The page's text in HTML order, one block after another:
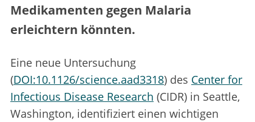
Medikamenten gegen Malaria
erleichtern könnten.
Eine neue Untersuchung
(DOI:10.1126/science.aad3318) des Center for
Infectious Disease Research (CIDR) in Seattle,
Washington, identifiziert einen wichtigen